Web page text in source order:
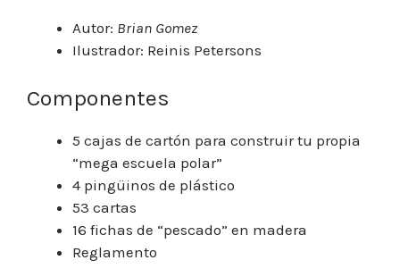
Autor: Brian Gomez
Ilustrador: Reinis Petersons
Componentes
5 cajas de cartón para construir tu propia
“mega escuela polar”
4 pingüinos de plástico
53 cartas
16 fichas de “pescado” en madera
Reglamento